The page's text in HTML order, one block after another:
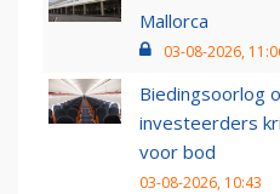
Mallorca
03-08-2026,
Biedingsoorlog
investeerders
voor bod
03-08-2026, 10:43